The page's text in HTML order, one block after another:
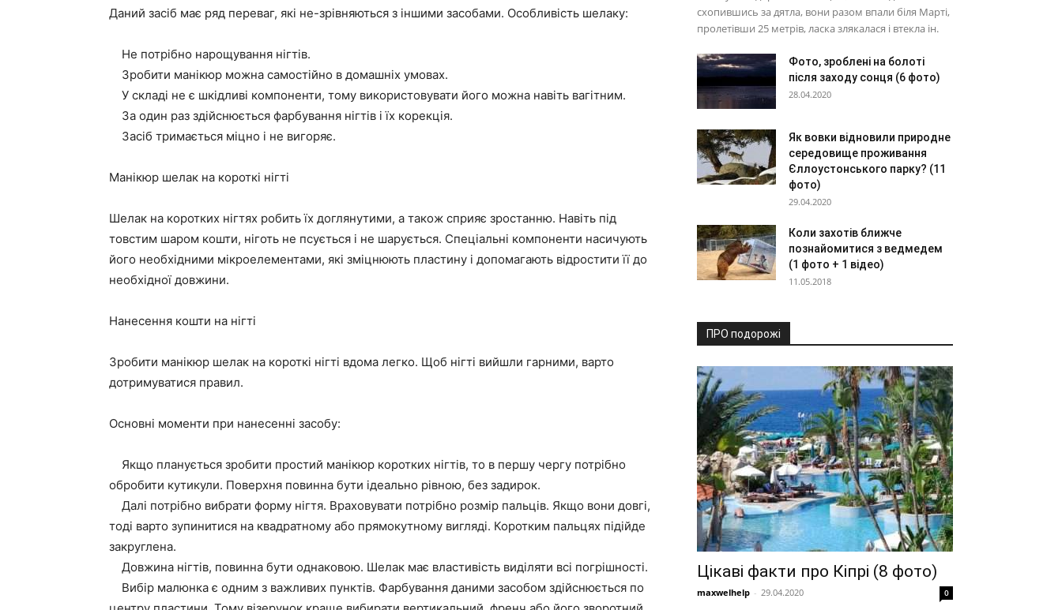
Даний засіб має ряд переваг, які не-зрівняються з іншими засобами. Особливість шелаку:
Не потрібно нарощування нігтів.
Зробити манікюр можна самостійно в домашніх умовах.
У складі не є шкідливі компоненти, тому використовувати його можна навіть вагітним.
За один раз здійснюється фарбування нігтів і їх корекція.
Засіб тримається міцно і не вигоряє.
Манікюр шелак на короткі нігті
Шелак на коротких нігтях робить їх доглянутими, а також сприяє зростанню. Навіть під
товстим шаром кошти, ніготь не псується і не шарується. Спеціальні компоненти насичують
його необхідними мікроелементами, які зміцнюють пластину і допомагають відростити її до
необхідної довжини.
Нанесення кошти на нігті
Зробити манікюр шелак на короткі нігті вдома легко. Щоб нігті вийшли гарними, варто
дотримуватися правил.
Основні моменти при нанесенні засобу:
Якщо планується зробити простий манікюр коротких нігтів, то в першу чергу потрібно
обробити кутикули. Поверхня повинна бути ідеально рівною, без задирок.
Далі потрібно вибрати форму нігтя. Враховувати потрібно розмір пальців. Якщо вони довгі,
тоді варто зупинитися на квадратному або прямокутному вигляді. Коротким пальцях підійде
закруглена.
Довжина нігтів, повинна бути однаковою. Шелак має властивість виділяти всі погрішності.
Вибір малюнка є одним з важливих пунктів. Фарбування даними засобом здійснюється по
схопившись за дятла, вони разом впали біля Марті,
пролетівши 25 метрів, ласка злякалася і втекла ін.
Фото, зроблені на болоті
після заходу сонця (6 фото)
28.04.2020
Як вовки відновили природне
середовище проживання
Єллоустонського парку? (11
фото)
29.04.2020
Коли захотів ближче
познайомитися з ведмедем
(1 фото + 1 відео)
11.05.2018
ПРО подорожі
Цікаві факти про Кіпрі (8 фото)
maxwelhelp - 29.04.2020 0